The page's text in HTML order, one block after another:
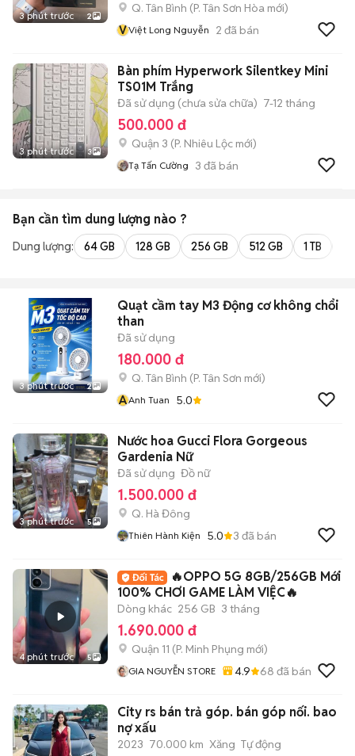
3 phút trước 2
Q. Tân Bình (P. Tân Sơn Hòa mới)
VViệt Long Nguyễn 2 đã bán
3 phút trước 3
Bàn phím Hyperwork Silentkey Mini
TS01M Trắng
Đã sử dụng (chưa sửa chữa) 7-12 tháng
500.000 đ
Quận 3 (P. Nhiêu Lộc mới)
Tạ Tấn Cường 3 đã bán
Bạn cần tìm dung lượng nào ?
Dung lượng: 64 GB 128 GB 256 GB 512 GB 1 TB
3 phút trước 2
Quạt cầm tay M3 Động cơ không chổi
than
Đã sử dụng
180.000 đ
Q. Tân Bình (P. Tân Sơn mới)
AAnh Tuan 5.0
3 phút trước 5
Nước hoa Gucci Flora Gorgeous
Gardenia Nữ
Đã sử dụng Đồ nữ
1.500.000 đ
Q. Hà Đông
Thiên Hành Kiện 5.0 3 đã bán
4 phút trước 5
🔥OPPO 5G 8GB/256GB Mới
100% CHƠI GAME LÀM VIỆC🔥
Dòng khác 256 GB 3 tháng
1.690.000 đ
Quận 11 (P. Minh Phụng mới)
GIA NGUYỄN STORE 4.9 68 đã bán
City rs bán trả góp. bán góp nối. bao
nợ xấu
2023 70.000 km Xăng Tự động